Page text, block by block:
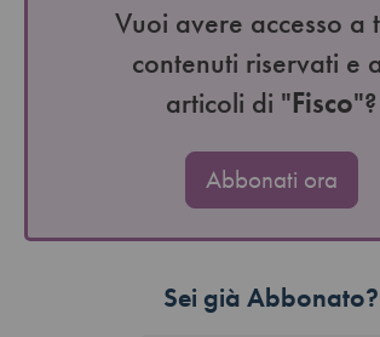
Vuoi avere accesso a
contenuti riservati e
articoli di "Fisco"?
Abbonati ora
Sei già Abbonato?